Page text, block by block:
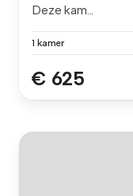
Deze kam...
1 kamer
€ 625